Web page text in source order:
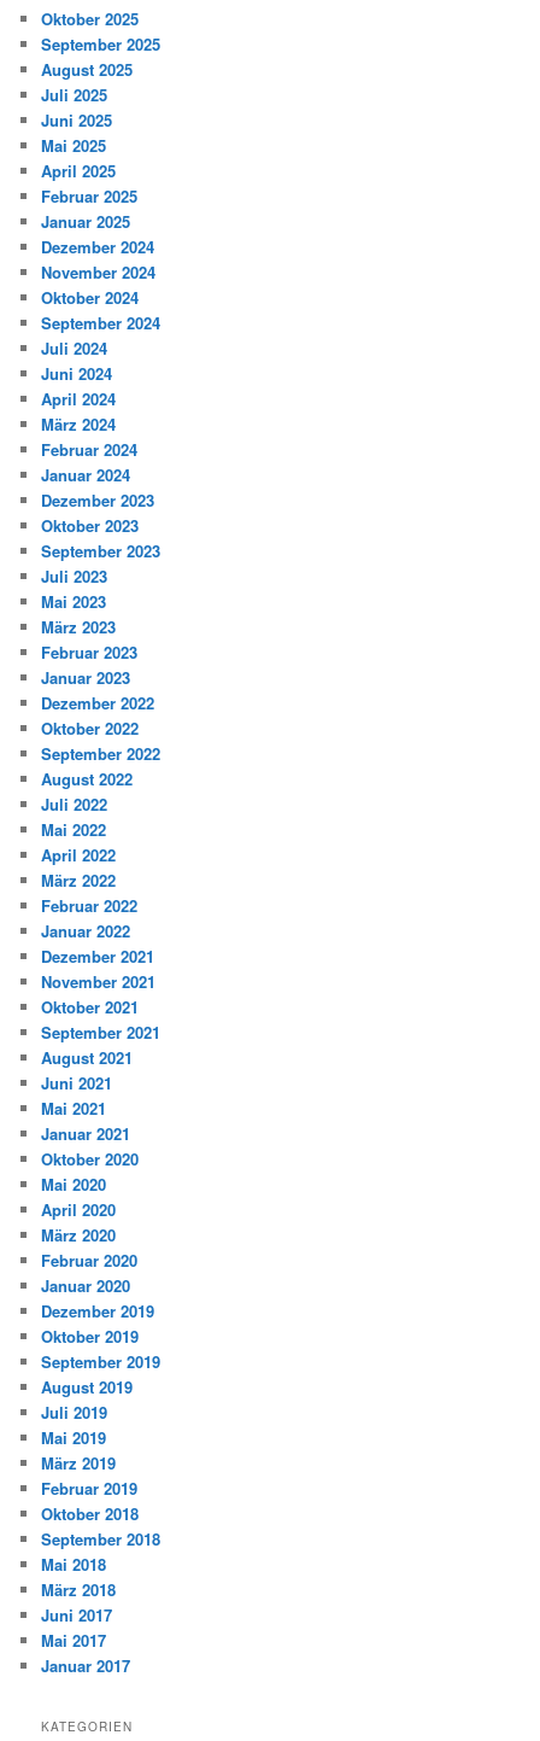
Oktober 2025
September 2025
August 2025
Juli 2025
Juni 2025
Mai 2025
April 2025
Februar 2025
Januar 2025
Dezember 2024
November 2024
Oktober 2024
September 2024
Juli 2024
Juni 2024
April 2024
März 2024
Februar 2024
Januar 2024
Dezember 2023
Oktober 2023
September 2023
Juli 2023
Mai 2023
März 2023
Februar 2023
Januar 2023
Dezember 2022
Oktober 2022
September 2022
August 2022
Juli 2022
Mai 2022
April 2022
März 2022
Februar 2022
Januar 2022
Dezember 2021
November 2021
Oktober 2021
September 2021
August 2021
Juni 2021
Mai 2021
Januar 2021
Oktober 2020
Mai 2020
April 2020
März 2020
Februar 2020
Januar 2020
Dezember 2019
Oktober 2019
September 2019
August 2019
Juli 2019
Mai 2019
März 2019
Februar 2019
Oktober 2018
September 2018
Mai 2018
März 2018
Juni 2017
Mai 2017
Januar 2017
KATEGORIEN